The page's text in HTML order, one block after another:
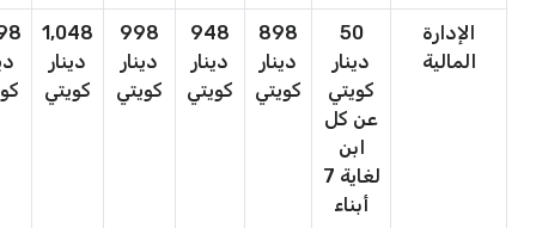
الإدارة
المالية
50
دينار
كويتي
عن كل
ابن
لغاية 7
أبناء
898
دينار
كويتي
948
دينار
كويتي
998
دينار
كويتي
1,048
دينار
كويتي